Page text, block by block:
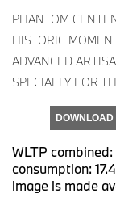
PHANTOM
HISTORIC
ADVANCED
SPECIALLY FOR
DOWNLOAD
WLTP
consumption:
image is made